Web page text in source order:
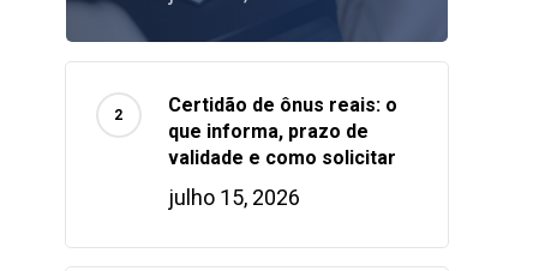
Certidão de ônus reais: o
que informa, prazo de
validade e como solicitar
julho 15, 2026